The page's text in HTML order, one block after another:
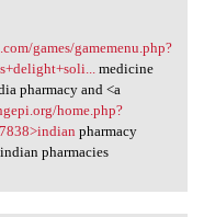
games/gamemenu.php?
medicine
pharmacy and <a
home.php?
pharmacy
pharmacies